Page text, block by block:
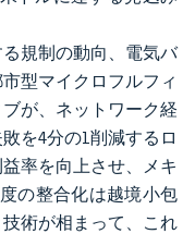
規制の動向、電気バ
型マイクロフルフィ
が、ネットワーク経
を4分の1削減するロ
率を向上させ、メキ
の整合化は越境小包
術が相まって、これ